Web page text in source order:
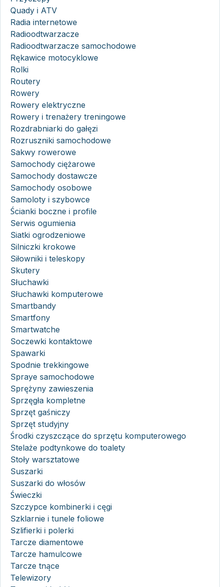
Quady i ATV
Radia internetowe
Radioodtwarzacze
Radioodtwarzacze samochodowe
Rękawice motocyklowe
Rolki
Routery
Rowery
Rowery elektryczne
Rowery i trenażery treningowe
Rozdrabniarki do gałęzi
Rozruszniki samochodowe
Sakwy rowerowe
Samochody ciężarowe
Samochody dostawcze
Samochody osobowe
Samoloty i szybowce
Ścianki boczne i profile
Serwis ogumienia
Siatki ogrodzeniowe
Silniczki krokowe
Siłowniki i teleskopy
Skutery
Słuchawki
Słuchawki komputerowe
Smartbandy
Smartfony
Smartwatche
Soczewki kontaktowe
Spawarki
Spodnie trekkingowe
Spraye samochodowe
Sprężyny zawieszenia
Sprzęgła kompletne
Sprzęt gaśniczy
Sprzęt studyjny
Środki czyszczące do sprzętu komputerowego
Stelaże podtynkowe do toalety
Stoły warsztatowe
Suszarki
Suszarki do włosów
Świeczki
Szczypce kombinerki i cęgi
Szklarnie i tunele foliowe
Szlifierki i polerki
Tarcze diamentowe
Tarcze hamulcowe
Tarcze tnące
Telewizory